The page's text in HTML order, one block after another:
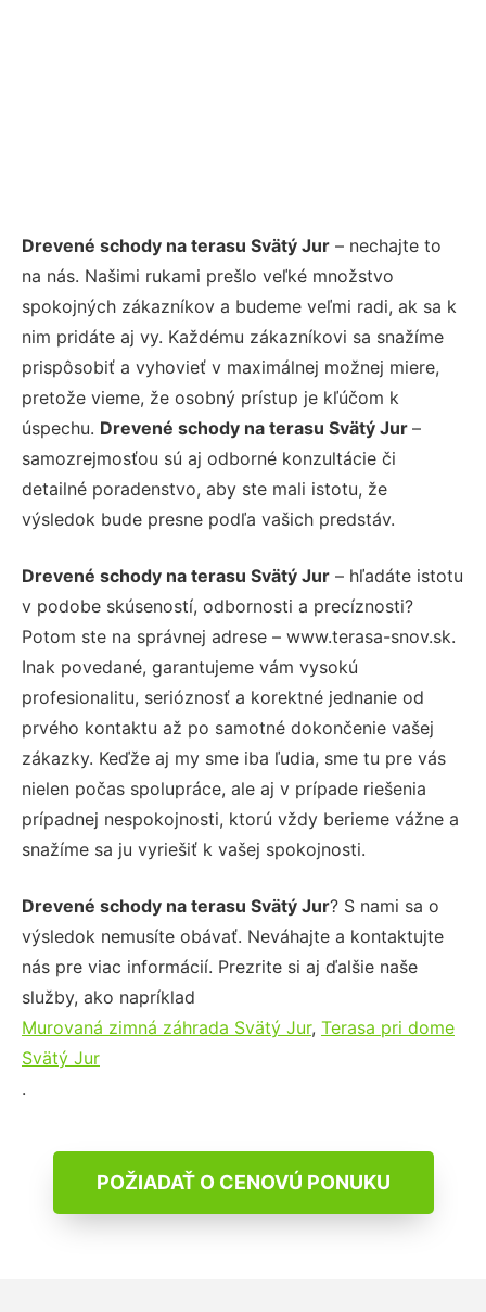
Drevené schody na terasu Svätý Jur – nechajte to
na nás. Našimi rukami prešlo veľké množstvo
spokojných zákazníkov a budeme veľmi radi, ak sa k
nim pridáte aj vy. Každému zákazníkovi sa snažíme
prispôsobiť a vyhovieť v maximálnej možnej miere,
pretože vieme, že osobný prístup je kľúčom k
úspechu. Drevené schody na terasu Svätý Jur –
samozrejmosťou sú aj odborné konzultácie či
detailné poradenstvo, aby ste mali istotu, že
výsledok bude presne podľa vašich predstáv.
Drevené schody na terasu Svätý Jur – hľadáte istotu
v podobe skúseností, odbornosti a precíznosti?
Potom ste na správnej adrese – www.terasa-snov.sk.
Inak povedané, garantujeme vám vysokú
profesionalitu, serióznosť a korektné jednanie od
prvého kontaktu až po samotné dokončenie vašej
zákazky. Keďže aj my sme iba ľudia, sme tu pre vás
nielen počas spolupráce, ale aj v prípade riešenia
prípadnej nespokojnosti, ktorú vždy berieme vážne a
snažíme sa ju vyriešiť k vašej spokojnosti.
Drevené schody na terasu Svätý Jur? S nami sa o
výsledok nemusíte obávať. Neváhajte a kontaktujte
nás pre viac informácií. Prezrite si aj ďalšie naše
služby, ako napríklad
Murovaná zimná záhrada Svätý Jur, Terasa pri dome
Svätý Jur
.
POŽIADAŤ O CENOVÚ PONUKU